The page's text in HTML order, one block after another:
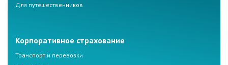
Для путешественников
Корпоративное страхование
Транспорт и перевозки